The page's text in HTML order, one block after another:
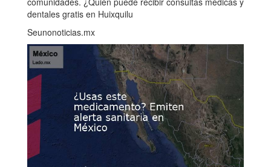
dentales gratis en Huixquilu
Seunonoticias.mx